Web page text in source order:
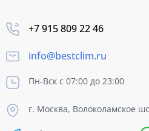
+7 915 809 22 46
info@bestclim.ru
Пн-Вск с 07:00 до 23:00
г. Москва, Волоколамское